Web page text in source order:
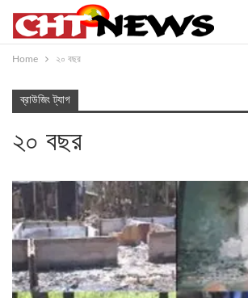
Home ২০ বছর
ব্রাউজিং ট্যাগ
২০ বছর